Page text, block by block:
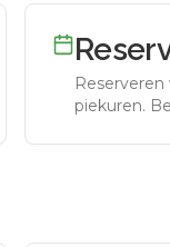
piekuren.